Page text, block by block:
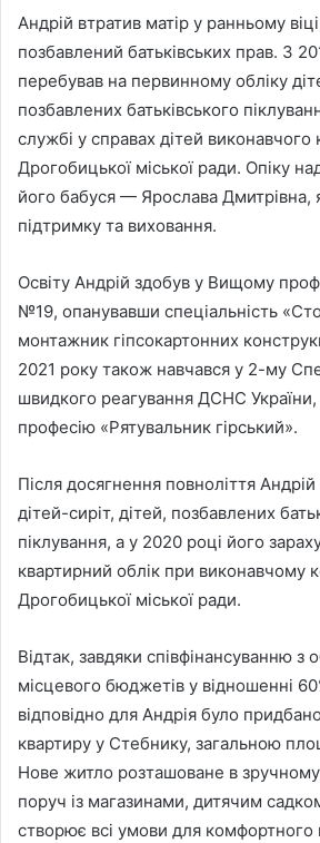
Андрій втратив матір у ранньому
позбавлений батьківських прав. З
перебував на первинному обліку
позбавлених батьківського
службі у справах дітей виконавчого
Дрогобицької міської ради. Опіку
його бабуся — Ярослава Дмитрівна,
підтримку та виховання.
Освіту Андрій здобув у Вищому
№19, опанувавши спеціальність
монтажник гіпсокартонних
2021 року також навчався у 2-му
швидкого реагування ДСНС
професію «Рятувальник гірський».
Після досягнення повноліття Андрій
дітей-сиріт, дітей, позбавлених
піклування, а у 2020 році його
квартирний облік при виконавчому
Дрогобицької міської ради.
Відтак, завдяки співфінансуванню з
місцевого бюджетів у відношенні
відповідно для Андрія було
квартиру у Стебнику, загальною
Нове житло розташоване в
поруч із магазинами, дитячим
створює всі умови для